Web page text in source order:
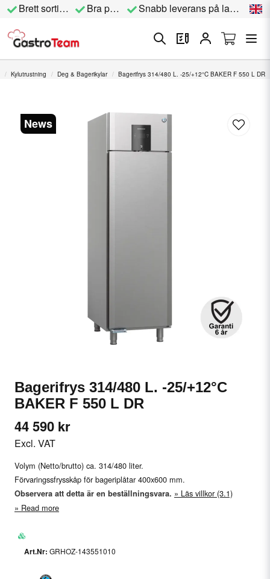
Brett sortiment Bra priser Snabb leverans på lagervara
Kylutrustning Deg & Bagerikylar Bagerifrys 314/480 L. -25/+12°C BAKER F 550 L DR
News
Bagerifrys 314/480 L. -25/+12°C
BAKER F 550 L DR
44 590 kr
Excl. VAT
Volym (Netto/brutto) ca. 314/480 liter.
Förvaringssfrysskåp för bageriplåtar 400x600 mm.
Observera att detta är en beställningsvara.
Läs villkor (3.1)
Read more
GRHOZ-143551010